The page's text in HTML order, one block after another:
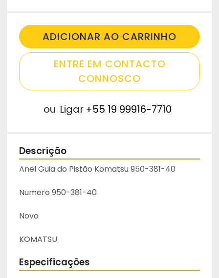
ADICIONAR AO CARRINHO
ENTRE EM CONTACTO
CONNOSCO
ou Ligar +55 19 99916-7710
Descrição
Anel Guia do Pistão Komatsu 950-381-40
Numero 950-381-40
Novo
Especificações